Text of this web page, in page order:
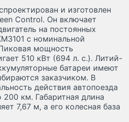
и изготовлен
Control. Он включает
на постоянных
с номинальной
мощность
510 кВт (694 л. с.). Литий-
батареи имеют
заказчиком. В
действия автопоезда
км. Габаритная длина
7,67 м, а его колесная база